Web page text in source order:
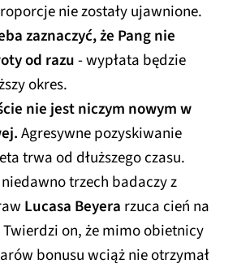
nie zostały ujawnione.
zaznaczyć, że Pang nie
od razu- wypłata będzie
okres.
nie jest niczym nowym w
Agresywne pozyskiwanie
trwa od dłuższego czasu.
trzech badaczy z
Lucasa Beyera rzuca cień na
on, że mimo obietnicy
bonusu wciąż nie otrzymał